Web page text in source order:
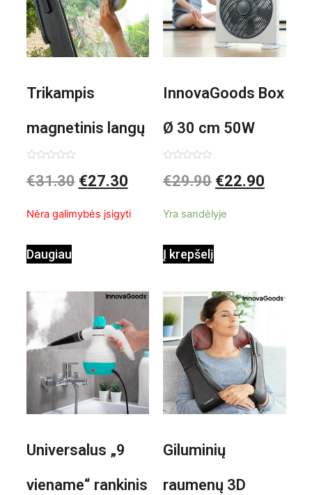
Trikampis
magnetinis langų
valiklis Klinmag
0
iš
€31.30 €27.30
Nėra galimybės įsigyti
Daugiau
InnovaGoods Box
Ø 30 cm 50W
Baltai pilkas
0
iš
€29.90 €22.90
Yra sandėlyje
Į krepšelį
Universalus „9
viename“ rankinis
Giluminių
raumenų 3D